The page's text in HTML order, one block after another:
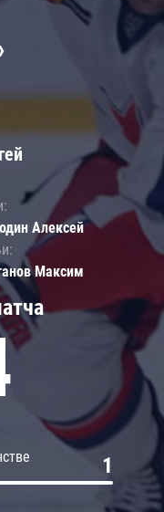
1
Алексей
Максим